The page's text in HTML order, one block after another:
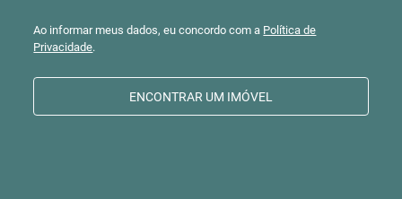
Ao informar meus dados, eu concordo com a Política de
Privacidade.
ENCONTRAR UM IMÓVEL